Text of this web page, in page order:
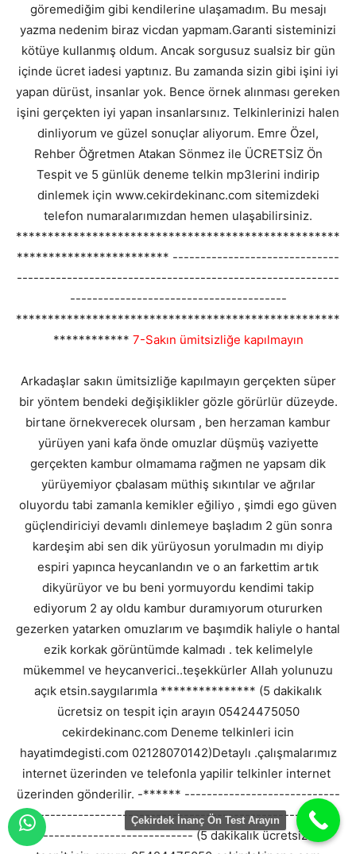
göremediğim gibi kendilerine ulaşamadım. Bu mesajı
yazma nedenim biraz vicdan yapmam.Garanti sisteminizi
kötüye kullanmış oldum. Ancak sorgusuz sualsiz bir gün
içinde ücret iadesi yaptınız. Bu zamanda sizin gibi işini iyi
yapan dürüst, insanlar yok. Bence örnek alınması gereken
işini gerçekten iyi yapan insanlarsınız. Telkinlerinizi halen
dinliyorum ve güzel sonuçlar aliyorum. Emre Özel,
Rehber Öğretmen Atakan Sönmez ile ÜCRETSİZ Ön
Tespit ve 5 günlük deneme telkin mp3lerini indirip
dinlemek için www.cekirdekinanc.com sitemizdeki
telefon numaralarımızdan hemen ulaşabilirsiniz.
***************************************************
************************ ------------------------------
----------------------------------------------------------
---------------------------------------
***************************************************
************ 7-Sakın ümitsizliğe kapılmayın
Arkadaşlar sakın ümitsizliğe kapılmayın gerçekten süper
bir yöntem bendeki değişiklikler gözle görürlür düzeyde.
birtane örnekverecek olursam , ben herzaman kambur
yürüyen yani kafa önde omuzlar düşmüş vaziyette
gerçekten kambur olmamama rağmen ne yapsam dik
yürüyemiyor çbalasam müthiş sıkıntılar ve ağrılar
oluyordu tabi zamanla kemikler eğiliyo , şimdi ego güven
güçlendiriciyi devamlı dinlemeye başladım 2 gün sonra
kardeşim abi sen dik yürüyosun yorulmadın mı diyip
espiri yapınca heycanlandın ve o an farkettim artık
dikyürüyor ve bu beni yormuyordu kendimi takip
ediyorum 2 ay oldu kambur duramıyorum otururken
gezerken yatarken omuzlarım ve başımdik haliyle o hantal
ezik korkak görüntümde kalmadı . tek kelimelyle
mükemmel ve heycanverici..teşekkürler Allah yolunuzu
açık etsin.saygılarımla *************** (5 dakikalık
ücretsiz on tespit için arayın 05424475050
cekirdekinanc.com Deneme telkinleri icin
hayatimdegisti.com 02128070142)Detaylı .çalışmalarımız
internet üzerinden ve telefonla yapilir telkinler internet
üzerinden gönderilir. -****** ----------------------------
----------------------------------------------------------
----------------------------- (5 dakikalık ücretsiz ön
Çekirdek İnanç Ön Test Arayın